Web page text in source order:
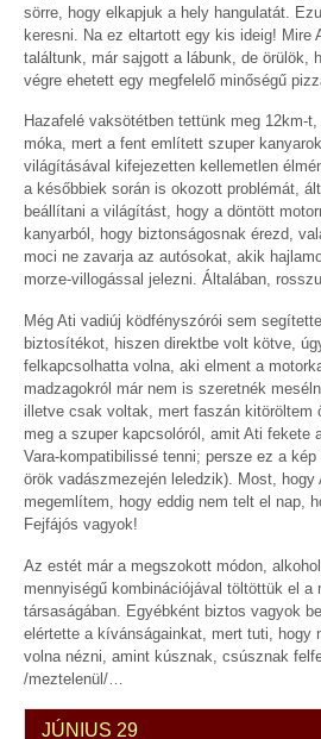
sörre, hogy elkapjuk a hely hangulatát.
keresni. Na ez eltartott egy kis ideig! Mire
találtunk, már sajgott a lábunk, de örülök,
végre ehetett egy megfelelő minőségű
Hazafelé vaksötétben tettünk meg 12km-
móka, mert a fent említett szuper
világításával kifejezetten kellemetlen
a későbbiek során is okozott problémát,
beállítani a világítást, hogy a döntött
kanyarból, hogy biztonságosnak érezd,
moci ne zavarja az autósokat, akik
morze-villogással jelezni. Általában,
Még Ati vadiúj ködfényszórói sem
biztosítékot, hiszen direktbe volt kötve,
felkapcsolhatta volna, aki elment a
madzagokról már nem is szeretnék
illetve csak voltak, mert faszán kitöröltem
meg a szuper kapcsolóról, amit Ati fekete
Vara-kompatibilissé tenni; persze ez a
örök vadászmezején leledzik). Most, hogy
megemlítem, hogy eddig nem telt el nap,
Fejfájós vagyok!
Az estét már a megszokott módon,
mennyiségű kombinációjával töltöttük el a
társaságában. Egyébként biztos vagyok
elértette a kívánságainkat, mert tuti, hogy
volna nézni, amint kúsznak, csúsznak
/meztelenül/…
JÚNIUS 29